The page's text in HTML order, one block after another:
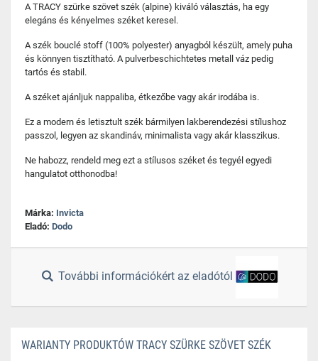
A TRACY szürke szövet szék (alpine) kiváló választás, ha egy
elegáns és kényelmes széket keresel.
A szék bouclé stoff (100% polyester) anyagból készült, amely puha
és könnyen tisztítható. A pulverbeschichtetes metall váz pedig
tartós és stabil.
A széket ajánljuk nappaliba, étkezőbe vagy akár irodába is.
Ez a modern és letisztult szék bármilyen lakberendezési stílushoz
passzol, legyen az skandináv, minimalista vagy akár klasszikus.
Ne habozz, rendeld meg ezt a stílusos széket és tegyél egyedi
hangulatot otthonodba!
Márka: Invicta
Eladó: Dodo
További információkért az eladótól
WARIANTY PRODUKTÓW TRACY SZÜRKE SZÖVET SZÉK